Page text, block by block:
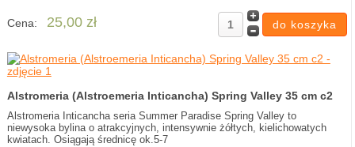
Cena: 25,00 zł
Alstromeria (Alstroemeria Inticancha) Spring Valley 35 cm c2
Alstromeria Inticancha seria Summer Paradise Spring Valley to
niewysoka bylina o atrakcyjnych, intensywnie żółtych, kielichowatych
kwiatach. Osiągają średnicę ok.5-7